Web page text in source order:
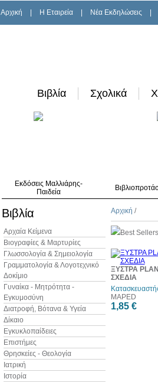
Αρχική H Εταιρεία Νέα Εκδηλώσεις
Βιβλία Σχολικά
Εκδόσεις Μαλλιάρης-
Παιδεία
Βιβλία
Αρχαία Κείμενα
Βιογραφίες & Μαρτυρίες
Γλωσσολογία & Σημειολογία
Γραμματολογία & Λογοτεχνικό
Δοκίμιο
Γυναίκα - Μητρότητα -
Εγκυμοσύνη
Διατροφή, Βότανα & Υγεία
Δίκαιο
Εγκυκλοπαίδειες
Επιστήμες
Θρησκείες - Θεολογία
Ιατρική
Ιστορία
Αρχική /
Best Sellers
ΞΥΣΤΡΑ
ΣΧΕΔΙΑ
MAPED
1,85 €